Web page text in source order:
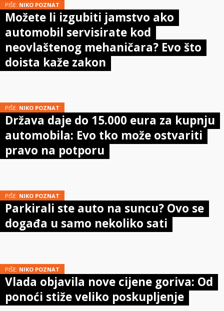
PIŠE: NIKO POZNAT
Možete li izgubiti jamstvo ako
automobil servisirate kod
neovlaštenog mehaničara? Evo što
doista kaže zakon
PIŠE: NIKO POZNAT
Država daje do 15.000 eura za kupnju
automobila: Evo tko može ostvariti
pravo na potporu
PIŠE: NIKO POZNAT
Parkirali ste auto na suncu? Ovo se
događa u samo nekoliko sati
PIŠE: NIKO POZNAT
Vlada objavila nove cijene goriva: Od
ponoći stiže veliko poskupljenje